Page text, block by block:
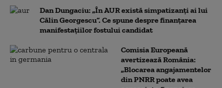
Dan Dungaciu: „În AUR există simpatizanți ai lui
Călin Georgescu”. Ce spune despre finanțarea
manifestațiilor fostului candidat
Comisia Europeană
avertizează România:
„Blocarea angajamentelor
din PNRR poate avea